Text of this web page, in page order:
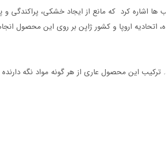
اشاره کرد که مانع از ایجاد خشکی، پراکندگی
اروپا و کشور ژاپن بر روی این محصول
این محصول عاری از هر گونه مواد نگه دارنده